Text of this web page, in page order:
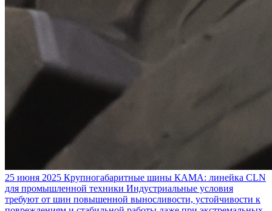
25 июня 2025 Крупногабаритные шины КАМА: линейка CLN
для промышленной техники Индустриальные условия
требуют от шин повышенной выносливости, устойчивости к